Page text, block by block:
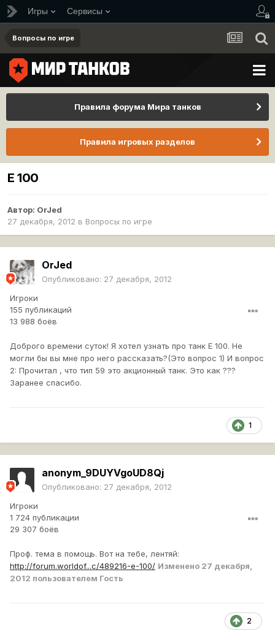
Игры Сервисы
Вопросы по игре
Правила форума Мира танков
Правила игровых разделов
Е 100
Автор: OrJed
27 декабря, 2012 в Вопросы по игре
OrJed
Опубликовано: 27 декабря, 2012
Игроки
155 публикаций
13 988 боёв
Доброго времени суток! Я хотел узнать про танк Е 100. Не
могли бы вы мне про него рассказать?(Это вопрос 1) И вопрос
2: Прочитал , что тип 59 это акционный танк. Это как ???
Заранее спасибо.
1
anonym_9DUYVgoUD8Qj
Опубликовано: 27 декабря, 2012
Игроки
1 724 публикации
29 307 боёв
Проф. тема в помощь. Вот на тебе, лентяй:
http://forum.worldof...c/489216-е-100/ Изменено 27 декабря,
2012 пользователем Гость
2